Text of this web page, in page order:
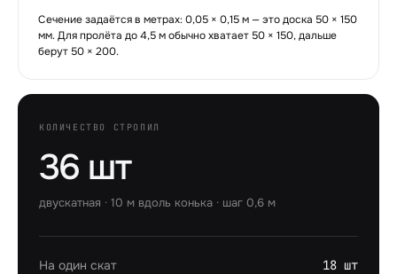
Сечение задаётся в метрах: 0,05 × 0,15 м — это доска 50 × 150
мм. Для пролёта до 4,5 м обычно хватает 50 × 150, дальше
берут 50 × 200.
КОЛИЧЕСТВО СТРОПИЛ
36 шт
двускатная · 10 м вдоль конька · шаг 0,6 м
На один скат
18 шт